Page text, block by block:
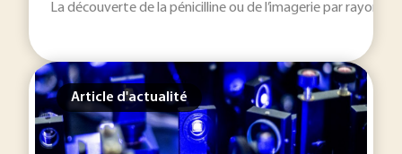
La découverte de la pénicilline ou de l’imagerie par rayons X
Article d'actualité